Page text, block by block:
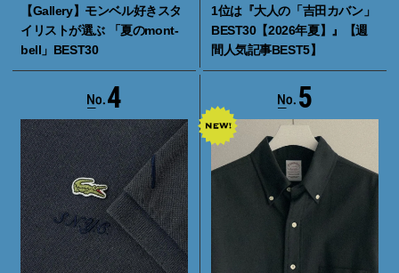
【Gallery】モンベル好きスタ
イリストが選ぶ 「夏のmont-
bell」BEST30
1位は『大人の「吉田カバン」
BEST30【2026年夏】』【週
間人気記事BEST5】
4 5